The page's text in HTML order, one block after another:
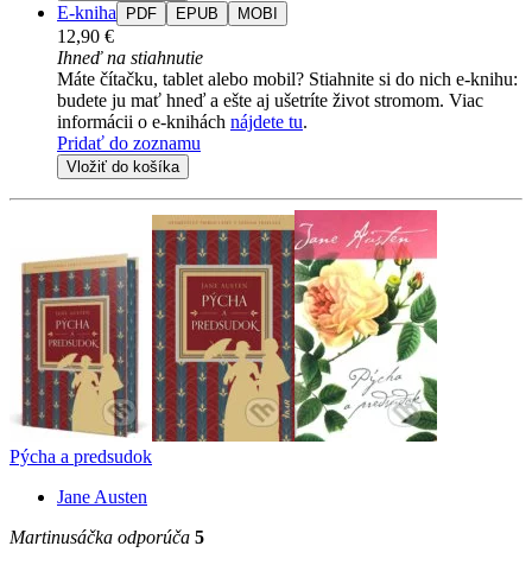
E-kniha PDF EPUB MOBI
12,90 €
Ihneď na stiahnutie
Máte čítačku, tablet alebo mobil? Stiahnite si do nich e-knihu:
budete ju mať hneď a ešte aj ušetríte život stromom. Viac
informácii o e-knihách nájdete tu.
Pridať do zoznamu
Vložiť do košíka
Pýcha a predsudok
Jane Austen
Martinusáčka odporúča 5